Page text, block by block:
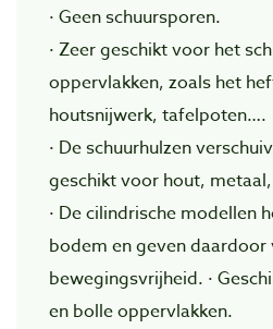
· Geen schuursporen.
· Zeer geschikt voor het
oppervlakken, zoals het
houtsnijwerk, tafelpoten….
· De schuurhulzen
geschikt voor hout,
· De cilindrische modellen
bodem en geven daardoor
bewegingsvrijheid. ·
en bolle oppervlakken.